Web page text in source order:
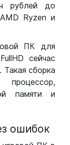
рублей до
Ryzen и
ПК для
сейчас
Такая сборка
памяти и
ошибок